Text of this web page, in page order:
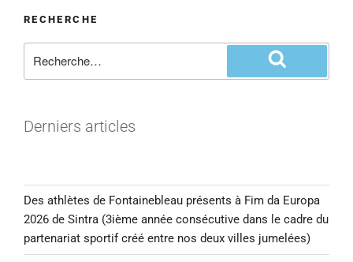
RECHERCHE
Derniers articles
Des athlètes de Fontainebleau présents à Fim da Europa
2026 de Sintra (3ième année consécutive dans le cadre du
partenariat sportif créé entre nos deux villes jumelées)